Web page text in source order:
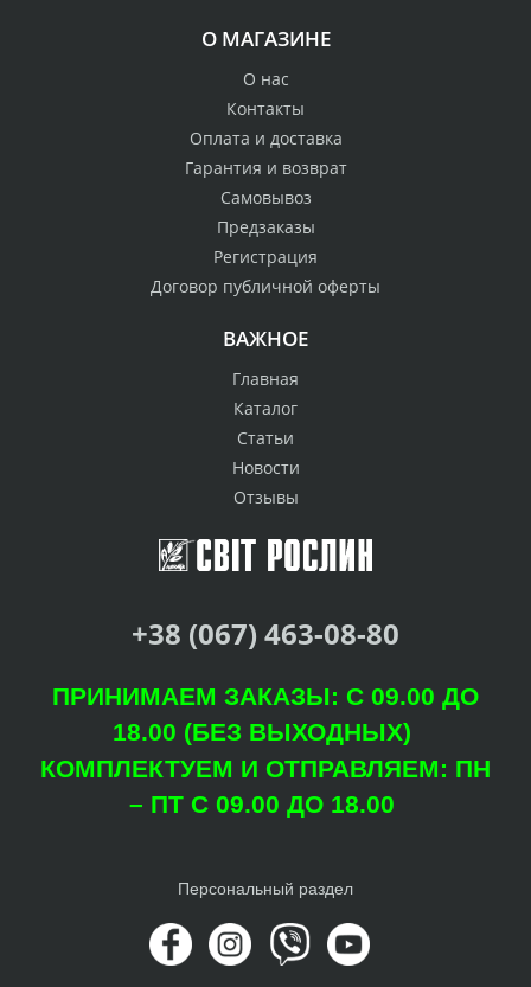
О МАГАЗИНЕ
О нас
Контакты
Оплата и доставка
Гарантия и возврат
Самовывоз
Предзаказы
Регистрация
Договор публичной оферты
ВАЖНОЕ
Главная
Каталог
Статьи
Новости
Отзывы
+38 (067) 463-08-80
ПРИНИМАЕМ ЗАКАЗЫ: С 09.00 ДО
18.00 (БЕЗ ВЫХОДНЫХ)
КОМПЛЕКТУЕМ И ОТПРАВЛЯЕМ: ПН
– ПТ С 09.00 ДО 18.00
Персональный раздел